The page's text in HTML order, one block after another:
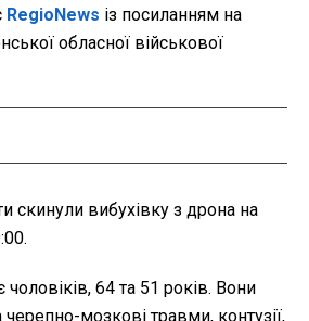
RegioNews із посиланням на
обласної військової
скинули вибухівку з дрона на
64 та 51 років. Вони
черепно-мозкові травми, контузії,